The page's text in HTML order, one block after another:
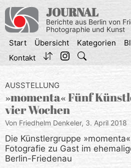
Inhalt
springen
JOURNAL
Berichte aus Berlin von
Photographie und Kunst
Start Übersicht Kategorien
Kontakt
AUSSTELLUNG
»momenta« Fünf
vier Wochen
Von Friedhelm Denkeler, 3. April 2018
Die Künstlergruppe
Fotografie zu Gast im
Berlin-Friedenau